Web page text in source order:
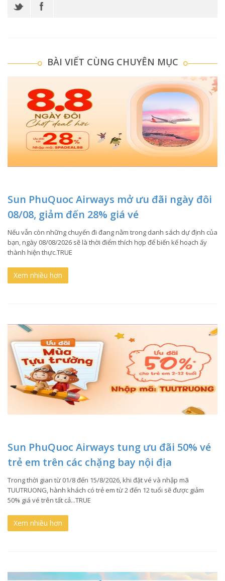
BÀI VIẾT CÙNG CHUYÊN MỤC
Sun PhuQuoc Airways mở ưu đãi ngày đôi
08/08, giảm đến 28% giá vé
Nếu vẫn còn những chuyến đi đang nằm trong danh sách dự định của
bạn, ngày 08/08/2026 sẽ là thời điểm thích hợp để biến kế hoạch ấy
thành hiện thực.TRUE
Xem nhiều hơn
Sun PhuQuoc Airways tung ưu đãi 50% vé
trẻ em trên các chặng bay nội địa
Trong thời gian từ 01/8 đến 15/8/2026, khi đặt vé và nhập mã
TUUTRUONG, hành khách có trẻ em từ 2 đến 12 tuổi sẽ được giảm
50% giá vé trên tất cả...TRUE
Xem nhiều hơn